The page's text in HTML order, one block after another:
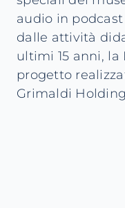
audio in
dalle attività
ultimi 15 anni,
progetto
Grimaldi